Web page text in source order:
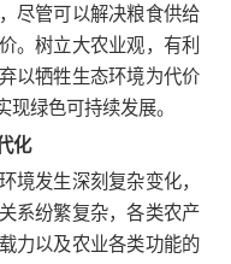
尽管可以解决粮食供给
。树立大农业观，有利
以牺牲生态环境为代价
绿色可持续发展。
化
境发生深刻复杂变化，
系纷繁复杂，各类农产
力以及农业各类功能的